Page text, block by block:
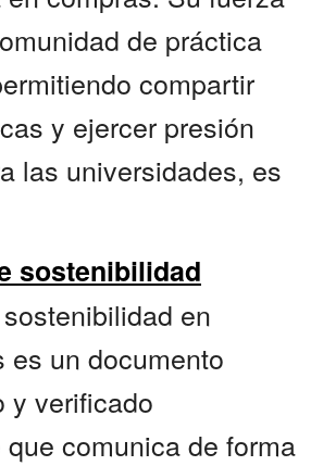
de práctica
compartir
y ejercer presión
las universidades, es
sostenibilidad
en
es un documento
y verificado
comunica de forma